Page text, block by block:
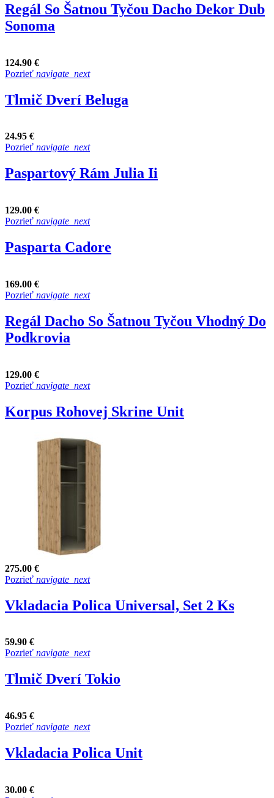
Regál So Šatnou Tyčou Dacho Dekor Dub
Sonoma
124.90 €
Pozrieť navigate_next
Tlmič Dverí Beluga
24.95 €
Pozrieť navigate_next
Paspartový Rám Julia Ii
129.00 €
Pozrieť navigate_next
Pasparta Cadore
169.00 €
Pozrieť navigate_next
Regál Dacho So Šatnou Tyčou Vhodný Do
Podkrovia
129.00 €
Pozrieť navigate_next
Korpus Rohovej Skrine Unit
275.00 €
Pozrieť navigate_next
Vkladacia Polica Universal, Set 2 Ks
59.90 €
Pozrieť navigate_next
Tlmič Dverí Tokio
46.95 €
Pozrieť navigate_next
Vkladacia Polica Unit
30.00 €